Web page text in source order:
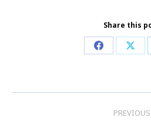
Share this
Share
Facebook
X
PREVIOUS